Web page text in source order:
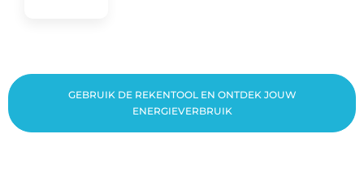
GEBRUIK DE REKENTOOL EN ONTDEK JOUW
ENERGIEVERBRUIK